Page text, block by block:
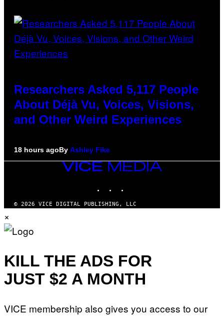
Researchers Asked 5,117 People
About Déjà Vu, Voices, Visions,
and Other Weird Experiences
18 hours agoBy Ashley Fike
VICE
© 2026 VICE DIGITAL PUBLISHING, LLC
×
KILL THE ADS FOR
JUST $2 A MONTH
VICE membership also gives you access to our